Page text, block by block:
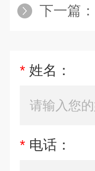
下一篇：
* 姓名：
* 电话：